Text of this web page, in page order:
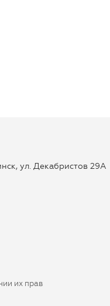
ул. Декабристов 29А
их прав